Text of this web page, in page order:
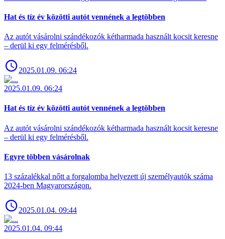
Hat és tíz év közötti autót vennének a legtöbben
Az autót vásárolni szándékozók kétharmada használt kocsit keresne
– derül ki egy felmérésből.
2025.01.09. 06:24
2025.01.09. 06:24
Hat és tíz év közötti autót vennének a legtöbben
Az autót vásárolni szándékozók kétharmada használt kocsit keresne
– derül ki egy felmérésből.
Egyre többen vásárolnak
13 százalékkal nőtt a forgalomba helyezett új személyautók száma
2024-ben Magyarországon.
2025.01.04. 09:44
2025.01.04. 09:44